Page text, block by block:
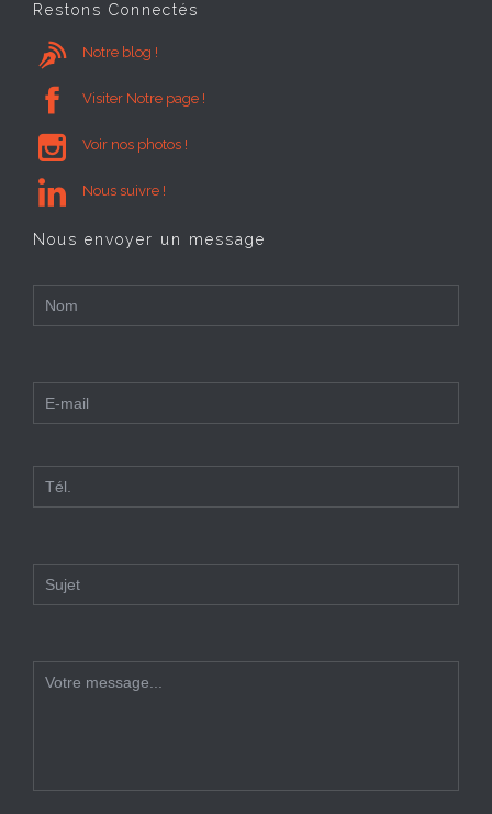
Restons Connectés
 Notre blog !
 Visiter Notre page !
 Voir nos photos !
 Nous suivre !
Nous envoyer un message